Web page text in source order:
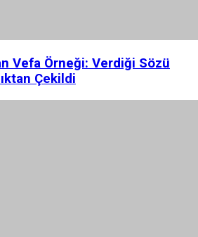
Vefa Örneği: Verdiği Sözü
Çekildi